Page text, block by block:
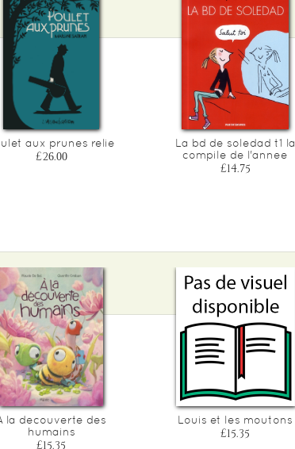
aux prunes relie
£26.00
La bd de soledad t1 la
compile de l'annee
£14.75
la decouverte des
humains
£15.35
Louis et les moutons
£15.35